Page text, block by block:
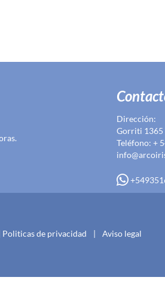
Dirección:
Gorriti 1365
Teléfono: +
Politicas de privacidad | Aviso legal